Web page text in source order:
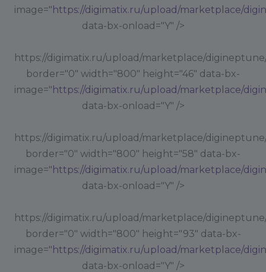
image=" https://digimatix.ru/upload/marketplace/
data-bx-onload="Y" />
https://digimatix.ru/upload/marketplace/
border="0" width="800" height="46" data-bx-
image=" https://digimatix.ru/upload/marketplace/
data-bx-onload="Y" />
https://digimatix.ru/upload/marketplace/
border="0" width="800" height="58" data-bx-
image=" https://digimatix.ru/upload/marketplace/
data-bx-onload="Y" />
https://digimatix.ru/upload/marketplace/
border="0" width="800" height="93" data-bx-
image=" https://digimatix.ru/upload/marketplace/
data-bx-onload="Y" />